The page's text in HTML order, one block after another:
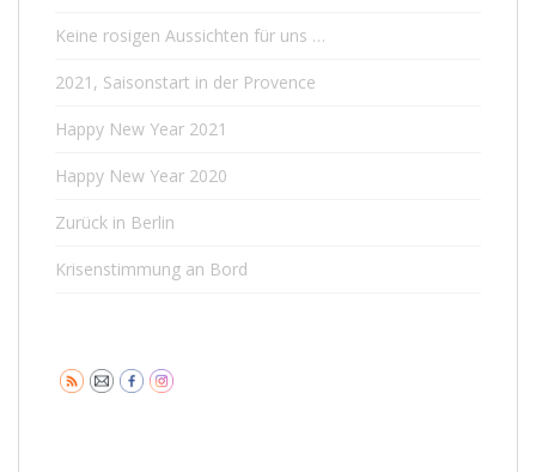
Keine rosigen Aussichten für uns …
2021, Saisonstart in der Provence
Happy New Year 2021
Happy New Year 2020
Zurück in Berlin
Krisenstimmung an Bord